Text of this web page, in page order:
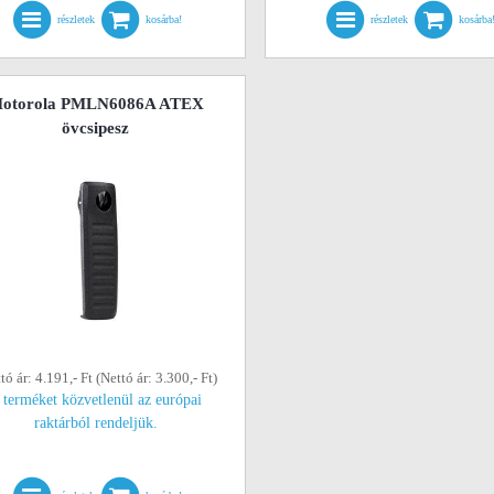
részletek kosárba! részletek kosárba!
PMLN6086A ATEX
övcsipesz
ár: 4.191,- Ft (Nettó ár: 3.300,- Ft)
közvetlenül az európai
raktárból rendeljük.